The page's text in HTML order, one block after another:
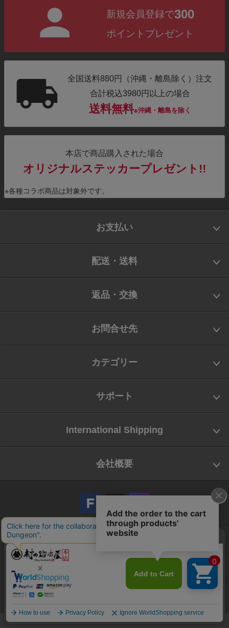
新規会員登録で300
ポイントプレゼント
全国送料880円（沖縄・離島除く）注文
合計税込3980円以上の場合
送料無料※沖縄・離島を除く
本店で商品購入された場合
オリジナルステッカープレゼント!!
※各種コラボ商品は対象外です。
お支払い
配送・送料
返品・交換
お問合せ先
カテゴリー
サポート
International Shipping
会社概要
会社概要
お問い合わせ
特定商取引法に基づく表示
Copyright © Yamatani Industry Co.,Ltd. All Rights reserved.